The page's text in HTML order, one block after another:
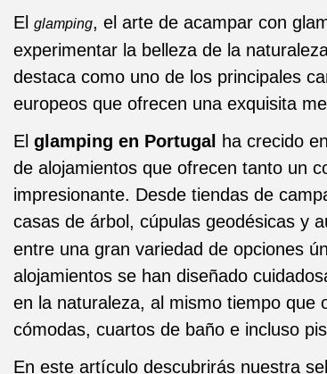
El glamping, el arte de acampar con
experimentar la belleza de la
destaca como uno de los principales
europeos que ofrecen una exquisita
El glamping en Portugal
ha crecido
de alojamientos que ofrecen tanto un
impresionante. Desde tiendas de
casas de árbol, cúpulas geodésicas y
entre una gran variedad de opciones
alojamientos se han diseñado
en la naturaleza, al mismo tiempo que
cómodas, cuartos de baño e incluso
En este artículo descubrirás nuestra